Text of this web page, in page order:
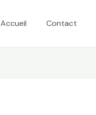
Accueil Contact